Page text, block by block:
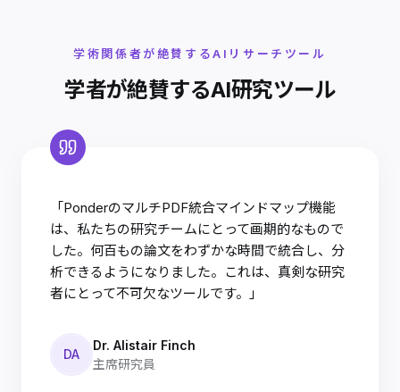
学術関係者が絶賛するAIリサーチツール
学者が絶賛するAI研究ツール
「PonderのマルチPDF統合マインドマップ機能
は、私たちの研究チームにとって画期的なもので
した。何百もの論文をわずかな時間で統合し、分
析できるようになりました。これは、真剣な研究
者にとって不可欠なツールです。」
DA
Dr. Alistair Finch
主席研究員